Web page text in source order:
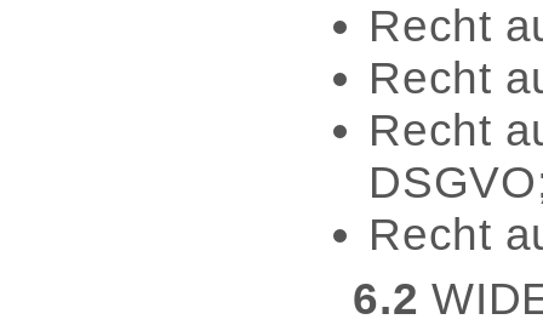
Recht
Recht
Recht
Recht
6.2